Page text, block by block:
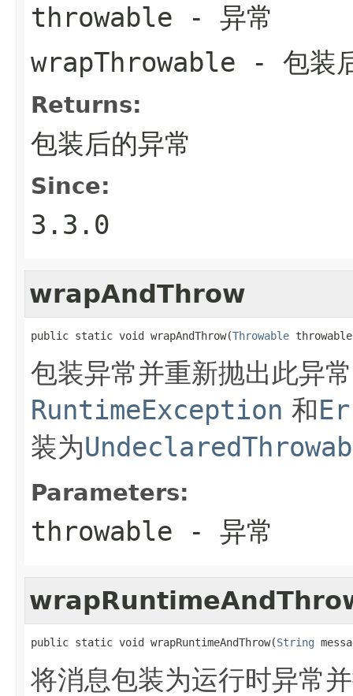
throwable - 异常
wrapThrowable - 包装
Returns:
包装后的异常
Since:
3.3.0
wrapAndThrow
public static void wrapAndThrow(Throwable
包装异常并重新抛出此异常
RuntimeException 和
装为
Parameters:
throwable - 异常
public static void wrapRuntimeAndThrow(String
将消息包装为运行时异常